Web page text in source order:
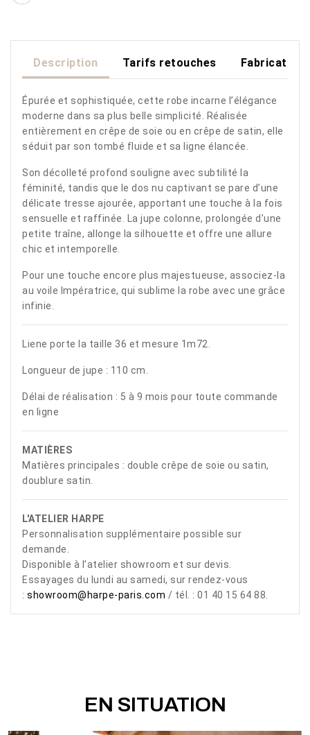
Description Tarifs retouches Fabrication
Épurée et sophistiquée, cette robe incarne l’élégance
moderne dans sa plus belle simplicité. Réalisée
entièrement en crêpe de soie ou en crêpe de satin, elle
séduit par son tombé fluide et sa ligne élancée.
Son décolleté profond souligne avec subtilité la
féminité, tandis que le dos nu captivant se pare d’une
délicate tresse ajourée, apportant une touche à la fois
sensuelle et raffinée. La jupe colonne, prolongée d’une
petite traîne, allonge la silhouette et offre une allure
chic et intemporelle.
Pour une touche encore plus majestueuse, associez-la
au voile Impératrice, qui sublime la robe avec une grâce
infinie.
Liene porte la taille 36 et mesure 1m72.
Longueur de jupe : 110 cm.
Délai de réalisation : 5 à 9 mois pour toute commande
en ligne
MATIÈRES
Matières principales : double crêpe de soie ou satin,
doublure satin.
L'ATELIER HARPE
Personnalisation supplémentaire possible sur
demande.
Disponible à l’atelier showroom et sur devis.
Essayages du lundi au samedi, sur rendez-vous
: showroom@harpe-paris.com / tél. : 01 40 15 64 88.
EN SITUATION